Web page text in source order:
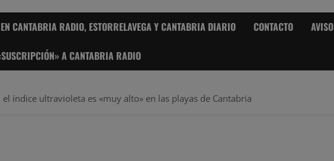
CANTABRIA RADIO, ESTORRELAVEGA Y CANTABRIA DIARIO CONTACTO
A CANTABRIA RADIO
índice ultravioleta es «muy alto» en las playas de Cantabria